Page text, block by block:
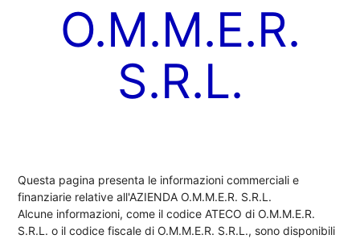
O.M.M.E.R.
S.R.L.
Questa pagina presenta le informazioni commerciali e
finanziarie relative all'AZIENDA O.M.M.E.R. S.R.L.
Alcune informazioni, come il codice ATECO di O.M.M.E.R.
S.R.L. o il codice fiscale di O.M.M.E.R. S.R.L., sono disponibili